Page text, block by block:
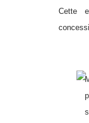
Cette